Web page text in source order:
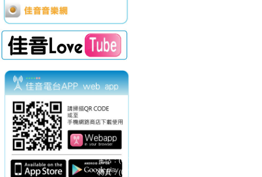
電話：(02)2369-9050
傳真：(02)2362-7816